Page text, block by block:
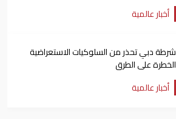
أخبار عالمية
شرطة دبي تحذر من السلوكيات الاستعراضية
الخطرة على الطرق
أخبار عالمية